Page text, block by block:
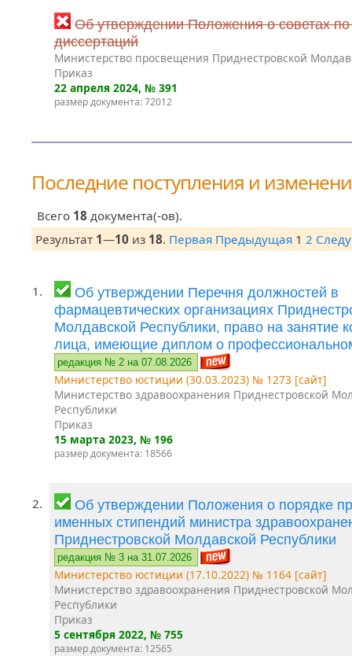
Об утверждении Положения о советах
диссертаций
Министерство просвещения Приднестровской
Приказ
22 апреля 2024, № 391
размер документа: 72012
Последние поступления и
Всего 18 документа(-ов).
Результат 1—10 из 18. Первая Предыдущая 1 2
1.
Об утверждении Перечня должностей в
фармацевтических организациях
Молдавской Республики, право на занятие
лица, имеющие диплом о
редакция № 2 на 07.08.2026
Министерство юстиции (30.03.2023) № 1273 [сайт]
Министерство здравоохранения Приднестровской
Республики
Приказ
15 марта 2023, № 196
размер документа: 18566
2.
Об утверждении Положения о порядке
именных стипендий министра
Приднестровской Молдавской Республики
редакция № 3 на 31.07.2026
Министерство юстиции (17.10.2022) № 1164 [сайт]
Министерство здравоохранения Приднестровской
Республики
Приказ
5 сентября 2022, № 755
размер документа: 12565